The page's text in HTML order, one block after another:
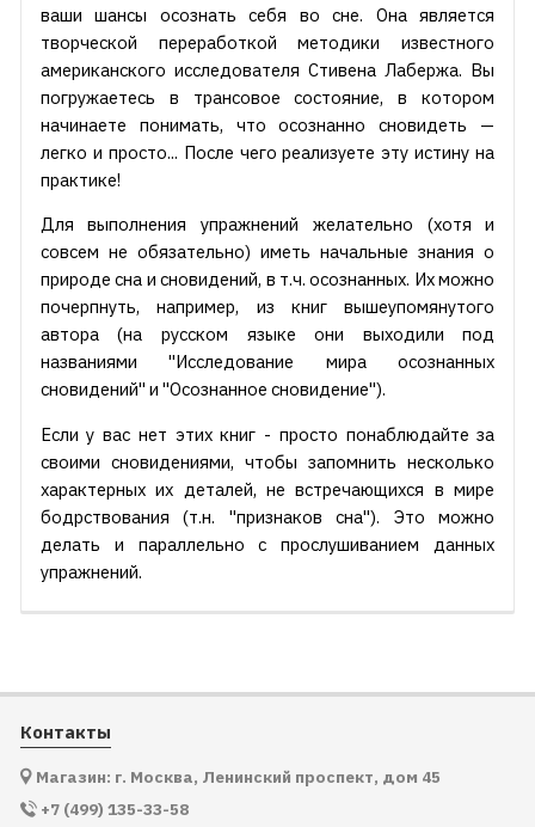
ваши шансы осознать себя во сне. Она является
творческой переработкой методики известного
американского исследователя Стивена Лабержа. Вы
погружаетесь в трансовое состояние, в котором
начинаете понимать, что осознанно сновидеть —
легко и просто... После чего реализуете эту истину на
практике!
Для выполнения упражнений желательно (хотя и
совсем не обязательно) иметь начальные знания о
природе сна и сновидений, в т.ч. осознанных. Их можно
почерпнуть, например, из книг вышеупомянутого
автора (на русском языке они выходили под
названиями "Исследование мира осознанных
сновидений" и "Осознанное сновидение").
Если у вас нет этих книг - просто понаблюдайте за
своими сновидениями, чтобы запомнить несколько
характерных их деталей, не встречающихся в мире
бодрствования (т.н. "признаков сна"). Это можно
делать и параллельно с прослушиванием данных
упражнений.
Контакты
Магазин: г. Москва, Ленинский проспект, дом 45
+7 (499) 135-33-58